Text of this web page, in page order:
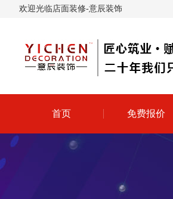
欢迎光临店面装修-意辰装饰
首页 免费报价